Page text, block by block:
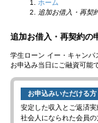
ホーム
追加お借入・再契
追加お借入・再契約の
学生ローン イー・キャンパ
お申込み当日 に ご融資可能
お申込みいただける方
安定した収入とご返済実
社会人になられた会員の